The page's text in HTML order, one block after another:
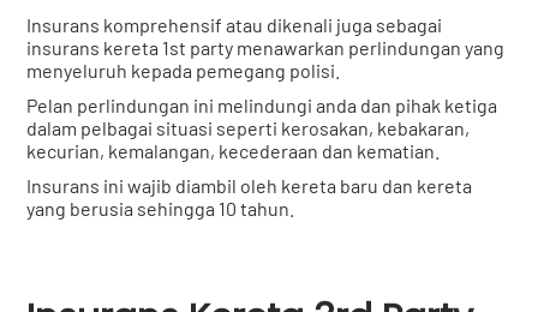
Insurans komprehensif atau dikenali juga sebagai
insurans kereta 1st party menawarkan perlindungan yang
menyeluruh kepada pemegang polisi.
Pelan perlindungan ini melindungi anda dan pihak ketiga
dalam pelbagai situasi seperti kerosakan, kebakaran,
kecurian, kemalangan, kecederaan dan kematian.
Insurans ini wajib diambil oleh kereta baru dan kereta
yang berusia sehingga 10 tahun.